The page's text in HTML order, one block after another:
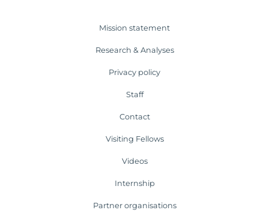
Mission statement
Research & Analyses
Privacy policy
Staff
Contact
Visiting Fellows
Videos
Internship
Partner organisations